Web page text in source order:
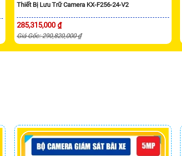
Thiết Bị Lưu Trữ Camera KX-F256-24-V2
285,315,000 ₫
Giá Gốc: 290,820,000 ₫